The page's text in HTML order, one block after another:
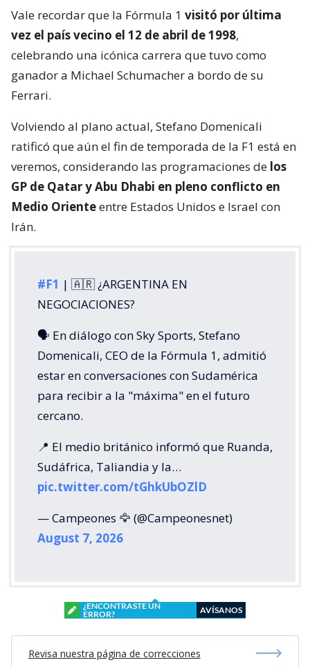
Vale recordar que la Fórmula 1 visitó por última
vez el país vecino el 12 de abril de 1998,
celebrando una icónica carrera que tuvo como
ganador a Michael Schumacher a bordo de su
Ferrari.
Volviendo al plano actual, Stefano Domenicali
ratificó que aún el fin de temporada de la F1 está en
veremos, considerando las programaciones de los
GP de Qatar y Abu Dhabi en pleno conflicto en
Medio Orienteentre Estados Unidos e Israel con
Irán.
#F1 | 🇦🇷 ¿ARGENTINA EN
NEGOCIACIONES?
🗣️ En diálogo con Sky Sports, Stefano
Domenicali, CEO de la Fórmula 1, admitió
estar en conversaciones con Sudamérica
para recibir a la "máxima" en el futuro
cercano.
📍 El medio británico informó que Ruanda,
Sudáfrica, Taliandia y la…
pic.twitter.com/tGhkUbOZlD
— Campeones 🦅 (@Campeonesnet)
August 7, 2026
¿ENCONTRASTE UN
ERROR?
AVÍSANOS
Revisa nuestra página de correcciones